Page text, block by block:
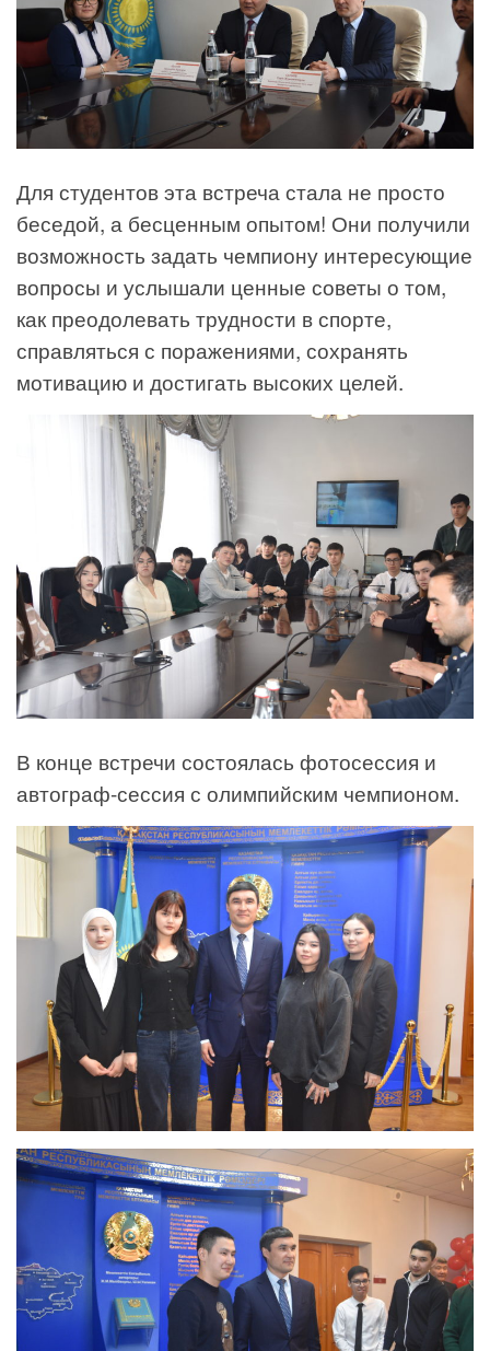
Для студентов эта встреча стала не просто
беседой, а бесценным опытом! Они получили
возможность задать чемпиону интересующие
вопросы и услышали ценные советы о том,
как преодолевать трудности в спорте,
справляться с поражениями, сохранять
мотивацию и достигать высоких целей.
В конце встречи состоялась фотосессия и
автограф-сессия с олимпийским чемпионом.